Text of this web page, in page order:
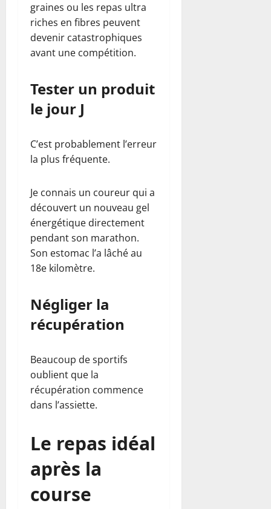
graines ou les repas ultra
riches en fibres peuvent
devenir catastrophiques
avant une compétition.
Tester un produit
le jour J
C’est probablement l’erreur
la plus fréquente.
Je connais un coureur qui a
découvert un nouveau gel
énergétique directement
pendant son marathon.
Son estomac l’a lâché au
18e kilomètre.
Négliger la
récupération
Beaucoup de sportifs
oublient que la
récupération commence
dans l’assiette.
Le repas idéal
après la
course